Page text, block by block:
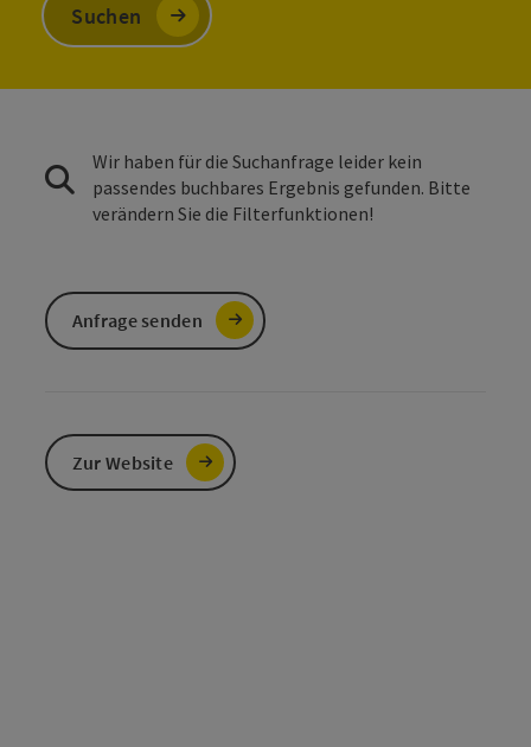
Suchen
Wir haben für die Suchanfrage leider kein
passendes buchbares Ergebnis gefunden. Bitte
verändern Sie die Filterfunktionen!
Anfrage senden
Zur Website